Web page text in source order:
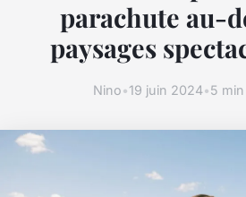
parachute au-
paysages
Nino•19 juin 2024•5